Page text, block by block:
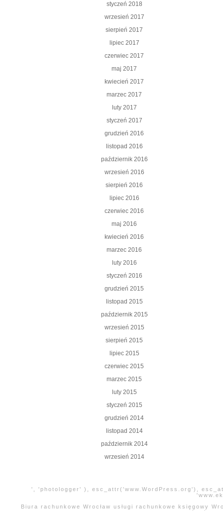
styczeń 2018
wrzesień 2017
sierpień 2017
lipiec 2017
czerwiec 2017
maj 2017
kwiecień 2017
marzec 2017
luty 2017
styczeń 2017
grudzień 2016
listopad 2016
październik 2016
wrzesień 2016
sierpień 2016
lipiec 2016
czerwiec 2016
maj 2016
kwiecień 2016
marzec 2016
luty 2016
styczeń 2016
grudzień 2015
listopad 2015
październik 2015
wrzesień 2015
sierpień 2015
lipiec 2015
czerwiec 2015
marzec 2015
luty 2015
styczeń 2015
grudzień 2014
listopad 2014
październik 2014
wrzesień 2014
', 'photologger' ), esc_attr('www.WordPress.org'),
Biura rachunkowe Wrocław usługi rachunkowe księgowy